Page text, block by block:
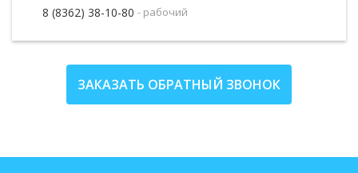
8 (8362) 38-10-80 - рабочий
ЗАКАЗАТЬ ОБРАТНЫЙ ЗВОНОК